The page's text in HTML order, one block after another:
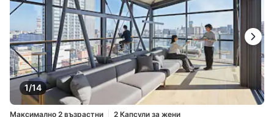
1/14
Максимално 2 възрастни
2 Капсули за жени